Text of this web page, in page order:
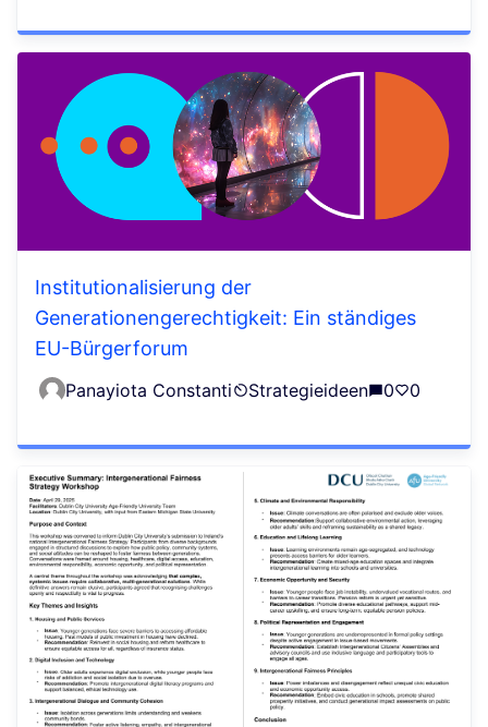
Institutionalisierung der
Generationengerechtigkeit: Ein ständiges
EU-Bürgerforum
Panayiota Constanti Strategieideen 0 0